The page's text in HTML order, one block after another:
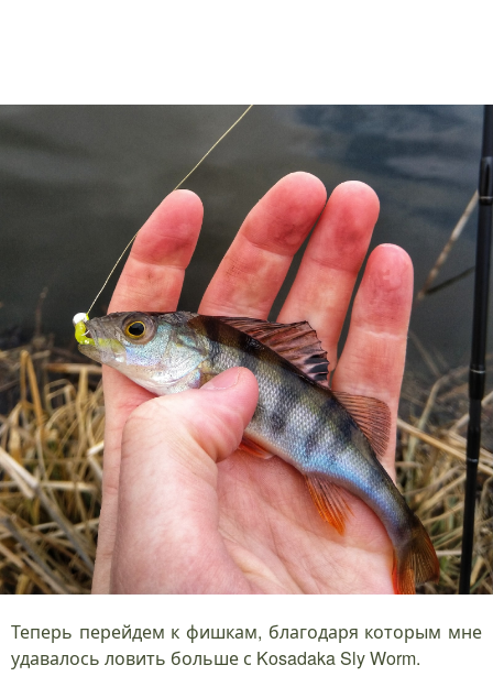
Теперь перейдем к фишкам, благодаря которым мне
удавалось ловить больше с Kosadaka Sly Worm.